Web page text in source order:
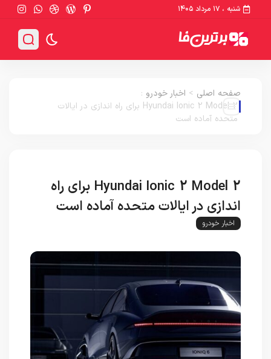
شنبه ، ۱۷ مرداد ۱۴۰۵
صفحه اصلی > اخبار خودرو :
Hyundai Ionic 2 Model 2 برای راه اندازی در ایالات
متحده آماده است
Hyundai Ionic 2 Model 2 برای راه
اندازی در ایالات متحده آماده است
اخبار خودرو